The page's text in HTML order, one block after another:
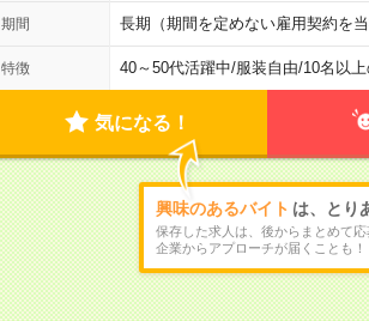
期間 長期（期間を定めない雇用契約を
特徴 40～50代活躍中/服装自由/10名以
気になる！
興味のあるバイト は、とり
保存した求人は、後からまとめて応
企業からアプローチが届くことも！